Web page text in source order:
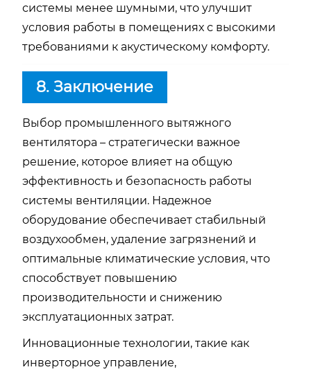
системы менее шумными, что улучшит
условия работы в помещениях с высокими
требованиями к акустическому комфорту.
8. Заключение
Выбор промышленного вытяжного
вентилятора – стратегически важное
решение, которое влияет на общую
эффективность и безопасность работы
системы вентиляции. Надежное
оборудование обеспечивает стабильный
воздухообмен, удаление загрязнений и
оптимальные климатические условия, что
способствует повышению
производительности и снижению
эксплуатационных затрат.
Инновационные технологии, такие как
инверторное управление,